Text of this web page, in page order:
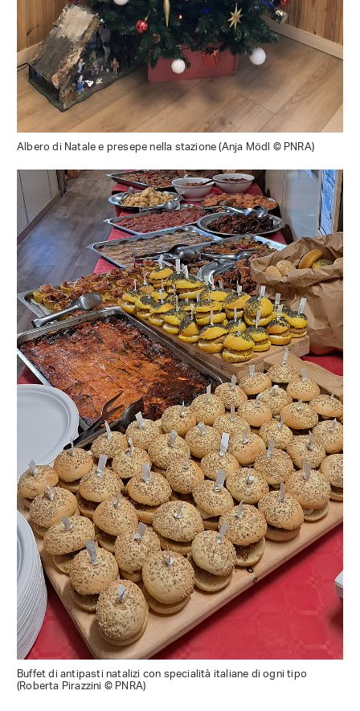
Albero di Natale e presepe nella stazione (Anja Mödl © PNRA)
Buffet di antipasti natalizi con specialità italiane di ogni tipo
(Roberta Pirazzini © PNRA)